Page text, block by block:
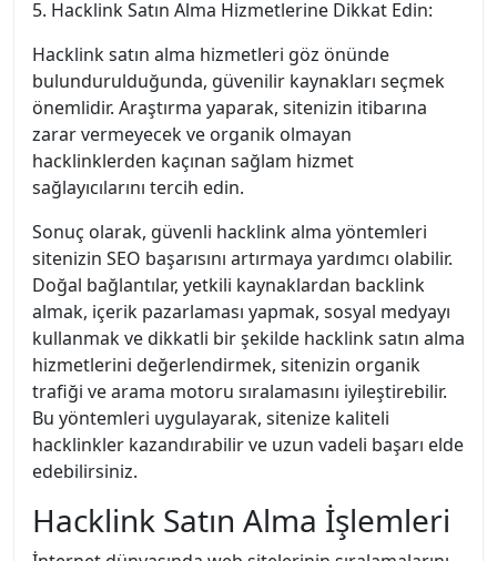
5. Hacklink Satın Alma Hizmetlerine Dikkat Edin:
Hacklink satın alma hizmetleri göz önünde
bulundurulduğunda, güvenilir kaynakları seçmek
önemlidir. Araştırma yaparak, sitenizin itibarına
zarar vermeyecek ve organik olmayan
hacklinklerden kaçınan sağlam hizmet
sağlayıcılarını tercih edin.
Sonuç olarak, güvenli hacklink alma yöntemleri
sitenizin SEO başarısını artırmaya yardımcı olabilir.
Doğal bağlantılar, yetkili kaynaklardan backlink
almak, içerik pazarlaması yapmak, sosyal medyayı
kullanmak ve dikkatli bir şekilde hacklink satın alma
hizmetlerini değerlendirmek, sitenizin organik
trafiği ve arama motoru sıralamasını iyileştirebilir.
Bu yöntemleri uygulayarak, sitenize kaliteli
hacklinkler kazandırabilir ve uzun vadeli başarı elde
edebilirsiniz.
Hacklink Satın Alma İşlemleri